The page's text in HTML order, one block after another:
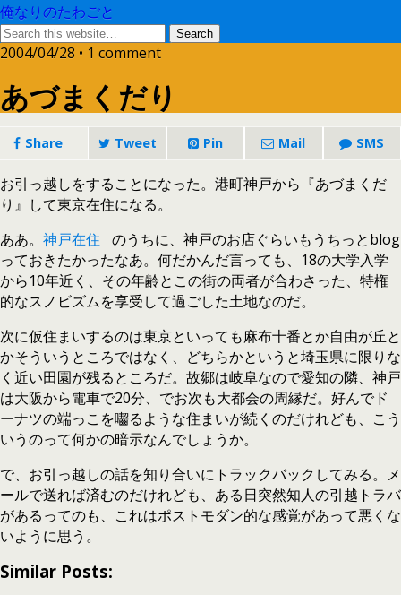
俺なりのたわごと
2004/04/28 • 1 comment
あづまくだり
Share Tweet Pin Mail SMS
お引っ越しをすることになった。港町神戸から『あづまくだ
り』して東京在住になる。
ああ。 神戸在住
のうちに、神戸のお店ぐらいもうちっとblog
っておきたかったなあ。何だかんだ言っても、18の大学入学
から10年近く、その年齢とこの街の両者が合わさった、特権
的なスノビズムを享受して過ごした土地なのだ。
次に仮住まいするのは東京といっても麻布十番とか自由が丘と
かそういうところではなく、どちらかというと埼玉県に限りな
く近い田園が残るところだ。故郷は岐阜なので愛知の隣、神戸
は大阪から電車で20分、でお次も大都会の周縁だ。好んでド
ーナツの端っこを囓るような住まいが続くのだけれども、こう
いうのって何かの暗示なんでしょうか。
で、お引っ越しの話を知り合いにトラックバックしてみる。メ
ールで送れば済むのだけれども、ある日突然知人の引越トラバ
があるってのも、これはポストモダン的な感覚があって悪くな
いように思う。
Similar Posts: